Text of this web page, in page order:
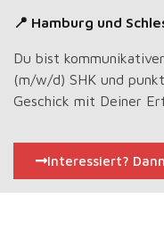
📍 Hamburg und
Du bist
(m/w/d) SHK und
Geschick mit Deiner
Interessiert?